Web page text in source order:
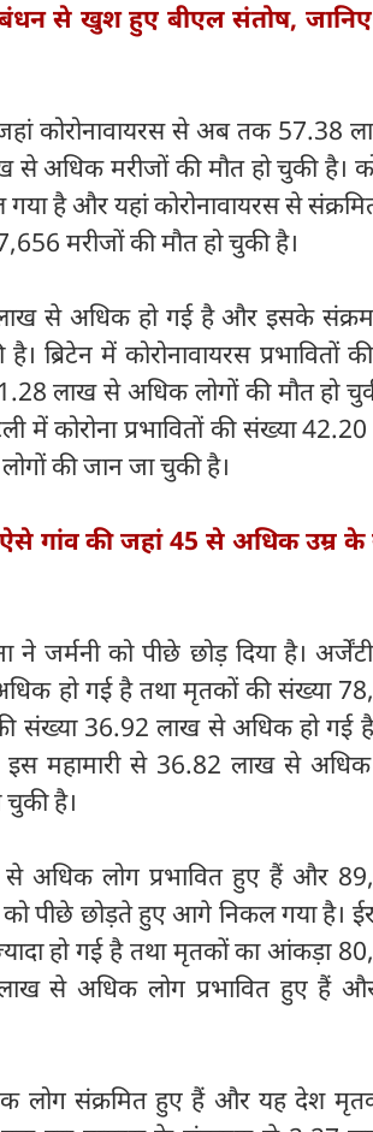
से खुश हुए बीएल संतोष,
कोरोनावायरस से अब तक 57.38
अधिक मरीजों की मौत हो चुकी है।
है और यहां कोरोनावायरस से
मरीजों की मौत हो चुकी है।
लाख से अधिक हो गई है और इसके
ब्रिटेन में कोरोनावायरस प्रभावितों
लाख से अधिक लोगों की मौत हो
में कोरोना प्रभावितों की संख्या
की जान जा चुकी है।
गांव की जहां 45 से अधिक उम्र
ने जर्मनी को पीछे छोड़ दिया है।
हो गई है तथा मृतकों की संख्या
संख्या 36.92 लाख से अधिक हो गई
इस महामारी से 36.82 लाख से
है।
से अधिक लोग प्रभावित हुए हैं और
को पीछे छोड़ते हुए आगे निकल गया है।
हो गई है तथा मृतकों का आंकड़ा
से अधिक लोग प्रभावित हुए हैं
लोग संक्रमित हुए हैं और यह देश